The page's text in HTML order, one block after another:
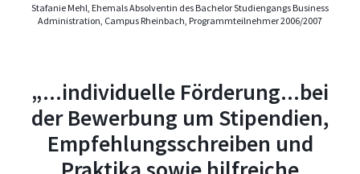
Stafanie Mehl, Ehemals Absolventin des Bachelor Studiengangs Business
Administration, Campus Rheinbach, Programmteilnehmer 2006/2007
„...individuelle Förderung...bei
der Bewerbung um Stipendien,
Empfehlungsschreiben und